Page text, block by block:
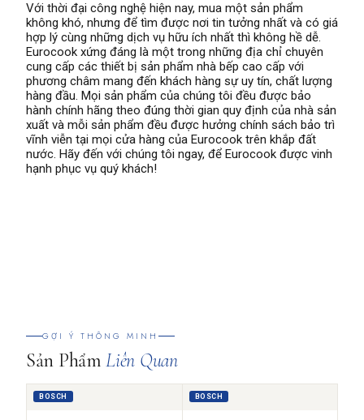
Với thời đại công nghệ hiện nay, mua một sản phẩm
không khó, nhưng để tìm được nơi tin tưởng nhất và có giá
hợp lý cùng những dịch vụ hữu ích nhất thì không hề dễ.
Eurocook xứng đáng là một trong những địa chỉ chuyên
cung cấp các thiết bị sản phẩm nhà bếp cao cấp với
phương châm mang đến khách hàng sự uy tín, chất lượng
hàng đầu. Mọi sản phẩm của chúng tôi đều được bảo
hành chính hãng theo đúng thời gian quy định của nhà sản
xuất và mỗi sản phẩm đều được hưởng chính sách bảo trì
vĩnh viễn tại mọi cửa hàng của Eurocook trên khắp đất
nước. Hãy đến với chúng tôi ngay, để Eurocook được vinh
hạnh phục vụ quý khách!
GỢI Ý THÔNG MINH
Sản PhẩmLiên Quan
BOSCH BOSCH